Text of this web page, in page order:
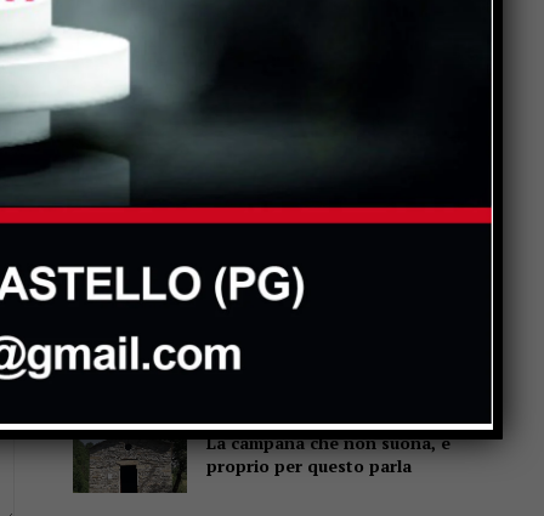
Popular
Un abbraccio del Papa da
Due anziani, un finto
sulla E45
i parcheggi, Minciotti (Pd):
“Rendiamole obbligatorie”
La campana che non suona, e
proprio per questo parla